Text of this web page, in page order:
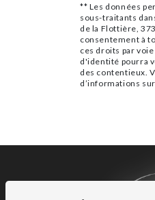
** Les données
sous-traitants
de la Flottière,
consentement à
ces droits par
d'identité pourra
des contentieux.
d’informations